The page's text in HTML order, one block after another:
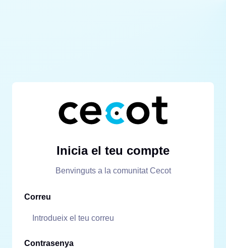
Inicia el teu compte
Benvinguts a la comunitat Cecot
Correu
Contrasenya